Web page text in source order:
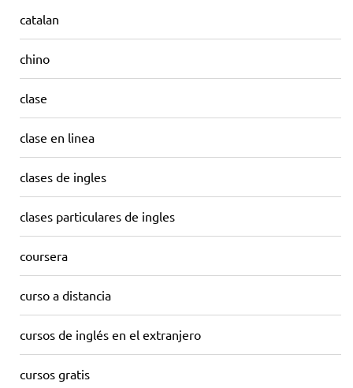
catalan
chino
clase
clase en linea
clases de ingles
clases particulares de ingles
coursera
curso a distancia
cursos de inglés en el extranjero
cursos gratis